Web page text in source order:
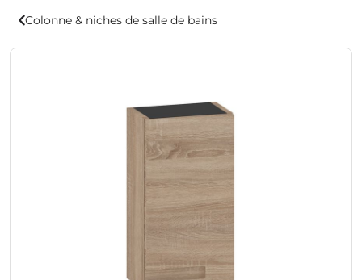
Colonne & niches de salle de bains